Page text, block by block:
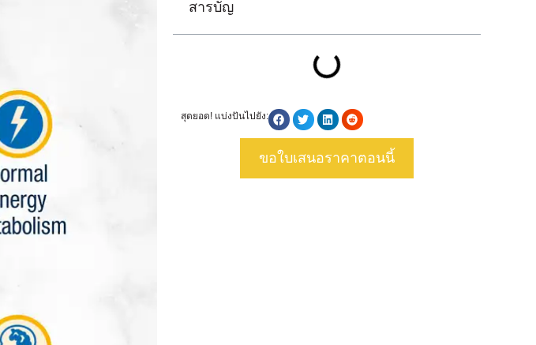
สารบัญ
สุดยอด! แบ่งปันไปยัง:
ขอใบเสนอราคาตอนนี้